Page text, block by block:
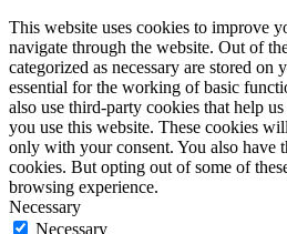
This website uses cookies to improve
navigate through the website. Out of
categorized as necessary are stored on
essential for the working of basic
also use third-party cookies that help
you use this website. These cookies
only with your consent. You also have
cookies. But opting out of some of
browsing experience.
Necessary
Necessary